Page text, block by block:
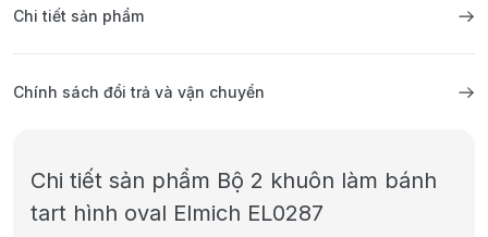
Chi tiết sản phẩm
Chính sách đổi trả và vận chuyển
Chi tiết sản phẩm Bộ 2 khuôn làm bánh
tart hình oval Elmich EL0287